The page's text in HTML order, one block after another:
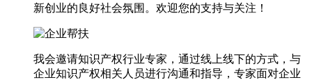
新创业的良好社会氛围。欢迎您的支持与关注！
我会邀请知识产权行业专家，通过线上线下的方式，与
企业知识产权相关人员进行沟通和指导，专家面对企业